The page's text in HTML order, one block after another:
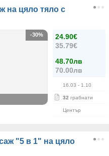
на цяло тяло с
24.90€
35.79€
48.70лв
70.00лв
16.03 - 1.10
32 грабнати
Център
-30%
"5 в 1" на цяло